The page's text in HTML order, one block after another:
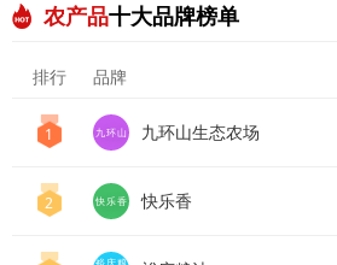
农产品十大品牌榜单
排行 品牌
1 九环山 九环山生态农场
2 快乐香 快乐香